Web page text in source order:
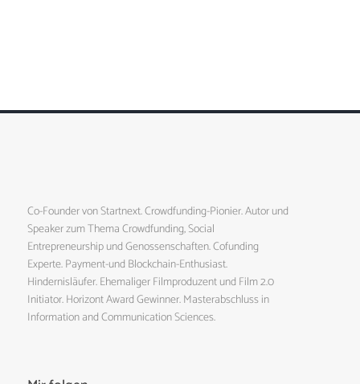
Co-Founder von Startnext. Crowdfunding-Pionier. Autor und
Speaker zum Thema Crowdfunding, Social
Entrepreneurship und Genossenschaften. Cofunding
Experte. Payment-und Blockchain-Enthusiast.
Hindernisläufer. Ehemaliger Filmproduzent und Film 2.0
Initiator. Horizont Award Gewinner. Masterabschluss in
Information and Communication Sciences.